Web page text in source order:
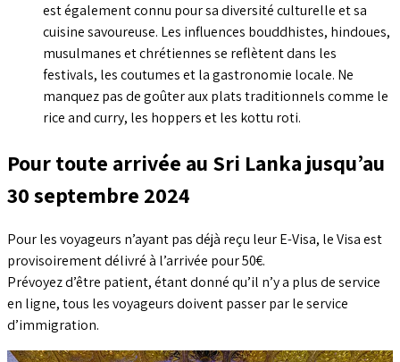
est également connu pour sa diversité culturelle et sa
cuisine savoureuse. Les influences bouddhistes, hindoues,
musulmanes et chrétiennes se reflètent dans les
festivals, les coutumes et la gastronomie locale. Ne
manquez pas de goûter aux plats traditionnels comme le
rice and curry, les hoppers et les kottu roti.
Pour toute arrivée au Sri Lanka jusqu’au
30 septembre 2024
Pour les voyageurs n’ayant pas déjà reçu leur E-Visa, le Visa est
provisoirement délivré à l’arrivée pour 50€.
Prévoyez d’être patient, étant donné qu’il n’y a plus de service
en ligne, tous les voyageurs doivent passer par le service
d’immigration.